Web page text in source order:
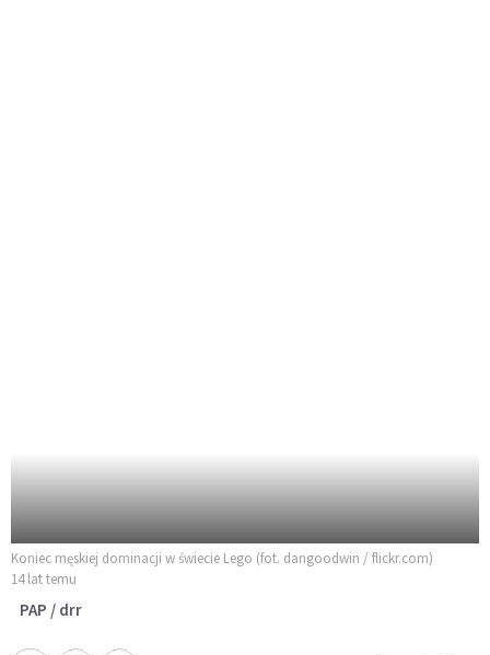
Koniec męskiej dominacji w świecie Lego (fot. dangoodwin / flickr.com)
14 lat temu
PAP / drr